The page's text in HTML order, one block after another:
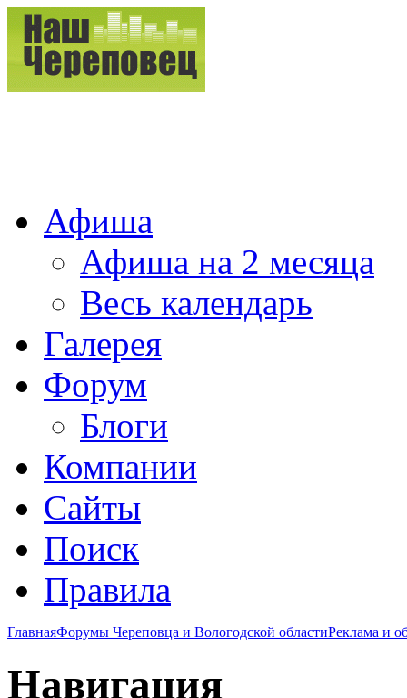
Афиша
Афиша на 2 месяца
Весь календарь
Галерея
Форум
Блоги
Компании
Сайты
Поиск
Правила
ГлавнаяФорумы Череповца и Вологодской областиРеклама и
Навигация